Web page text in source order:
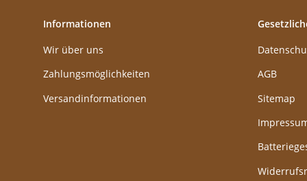
Informationen
Wir über uns
Zahlungsmöglichkeiten
Versandinformationen
AGB
Sitemap